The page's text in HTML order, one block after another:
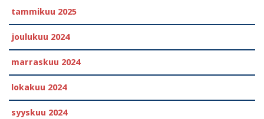
tammikuu 2025
joulukuu 2024
marraskuu 2024
lokakuu 2024
syyskuu 2024